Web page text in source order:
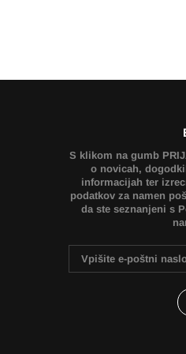
S klikom na gumb
o novicah,
informacijah ter
podatkov za namen
da ste seznanjeni s